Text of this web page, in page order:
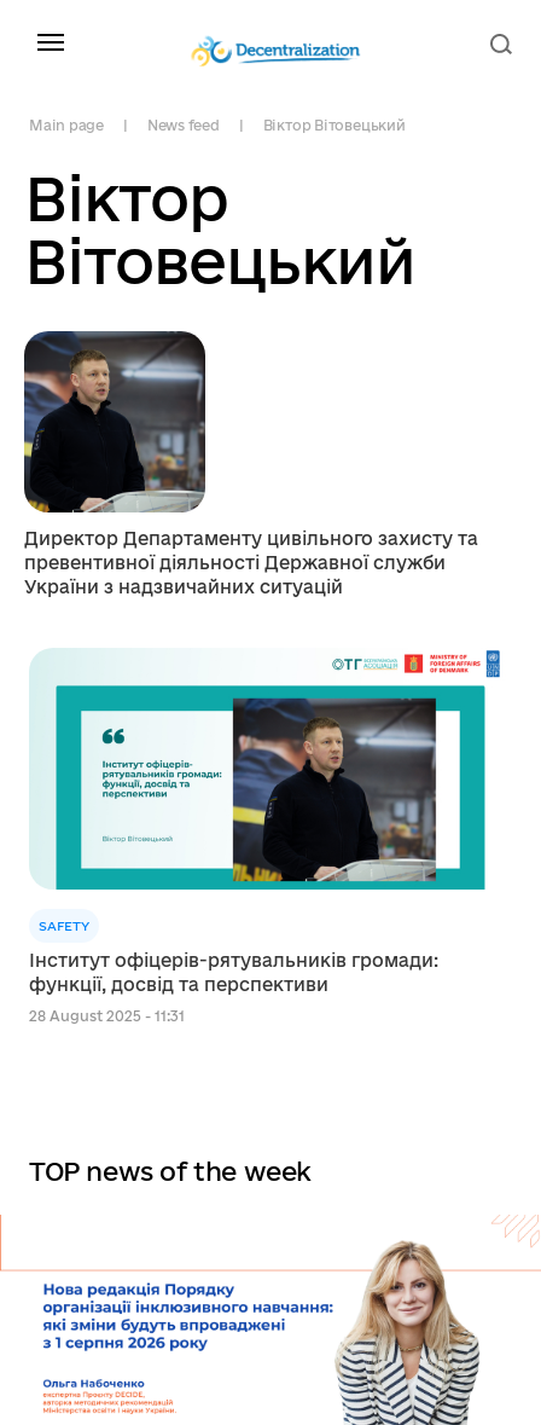
Main page News feed Віктор Вітовецький
Віктор
Вітовецький
Директор Департаменту цивільного захисту та
превентивної діяльності Державної служби
України з надзвичайних ситуацій
SAFETY
Інститут офіцерів-рятувальників громади:
функції, досвід та перспективи
28 August 2025 - 11:31
TOP news of the week